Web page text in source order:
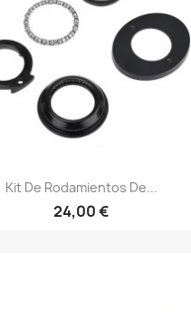
Vista rápida
Kit De Rodamientos De...
24,00 €